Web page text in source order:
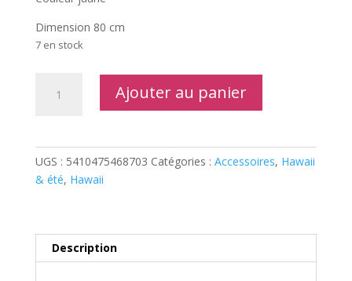
Dimension 80 cm
7 en stock
Ajouter au panier
UGS : 5410475468703 Catégories : Accessoires, Hawaii
& été, Hawaii
Description